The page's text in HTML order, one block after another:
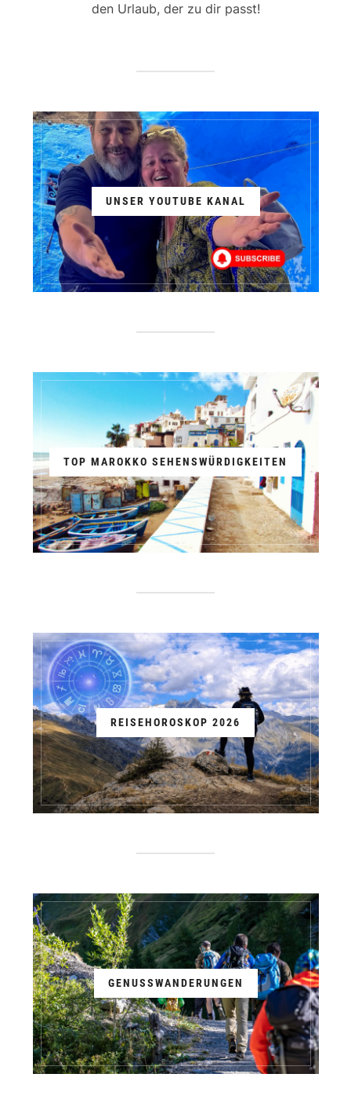
den Urlaub, der zu dir passt!
UNSER YOUTUBE KANAL
TOP MAROKKO SEHENSWÜRDIGKEITEN
REISEHOROSKOP 2026
GENUSSWANDERUNGEN